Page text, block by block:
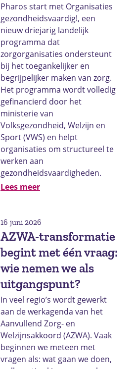
Pharos start met Organisaties
gezondheidsvaardig!, een
nieuw driejarig landelijk
programma dat
zorgorganisaties ondersteunt
bij het toegankelijker en
begrijpelijker maken van zorg.
Het programma wordt volledig
gefinancierd door het
ministerie van
Volksgezondheid, Welzijn en
Sport (VWS) en helpt
organisaties om structureel te
werken aan
gezondheidsvaardigheden.
Lees meer
16 juni 2026
AZWA-transformatie
begint met één vraag:
wie nemen we als
uitgangspunt?
In veel regio’s wordt gewerkt
aan de werkagenda van het
Aanvullend Zorg- en
Welzijnsakkoord (AZWA). Vaak
beginnen we meteen met
vragen als: wat gaan we doen,